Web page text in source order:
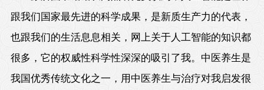
跟我们国家最先进的科学成果，是新质生产力的代表，
也跟我们的生活息息相关，网上关于人工智能的知识都
很多，它的权威性科学性深深的吸引了我。中医养生是
我国优秀传统文化之一，用中医养生与治疗对我启发很